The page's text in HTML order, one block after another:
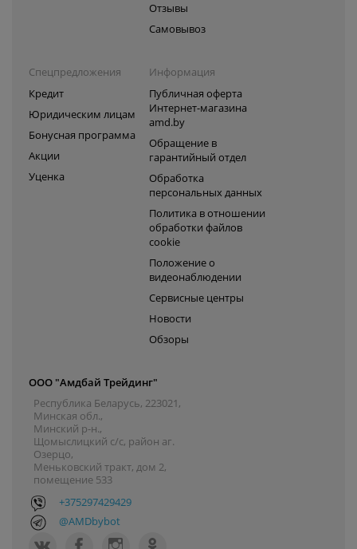
Отзывы
Самовывоз
Спецпредложения
Кредит
Юридическим лицам
Бонусная программа
Акции
Уценка
Информация
Публичная оферта
Интернет-магазина
amd.by
Обращение в
гарантийный отдел
Обработка
персональных данных
Политика в отношении
обработки файлов
cookie
Положение о
видеонаблюдении
Сервисные центры
Новости
Обзоры
ООО "Амдбай Трейдинг"
Республика Беларусь, 223021,
Минская обл.,
Минский р-н.,
Щомыслицкий с/с, район аг.
Озерцо,
Меньковский тракт, дом 2,
помещение 533
+375297429429
@AMDbybot